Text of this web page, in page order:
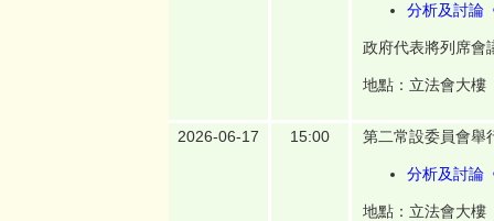
分析及討論
政府代表將列席會
地點：立法會大樓
2026-06-17 15:00 第二常設委員會舉
分析及討論
地點：立法會大樓